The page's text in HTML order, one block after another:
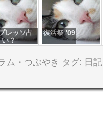
レッソ占
い？
復活祭 '09
ム・つぶやき タグ: 日記